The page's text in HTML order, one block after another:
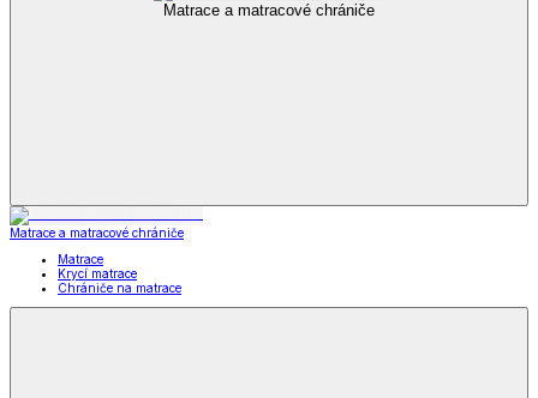
Matrace a matracové chrániče
Matrace a matracové chrániče
Matrace
Krycí matrace
Chrániče na matrace